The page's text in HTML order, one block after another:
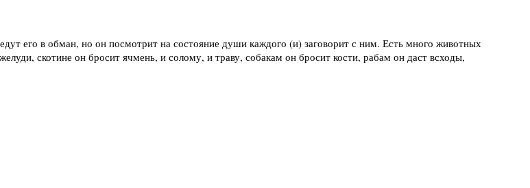
его в обман, но он посмотрит на состояние души каждого (и) заговорит с ним. Есть много животных
скотине он бросит ячмень, и солому, и траву, собакам он бросит кости, рабам он даст всходы,